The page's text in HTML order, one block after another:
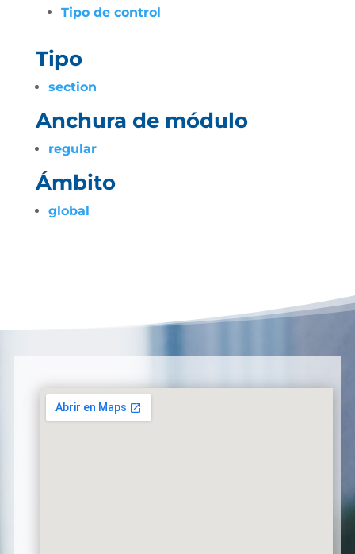
Tipo de control
Tipo
section
Anchura de módulo
regular
Ámbito
global